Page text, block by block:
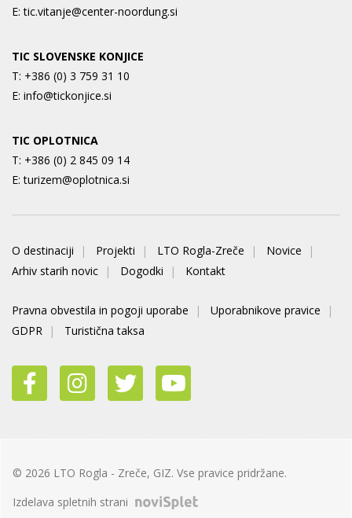
E:tic.vitanje@center-noordung.si
TIC SLOVENSKE KONJICE
T: +386 (0) 3 759 31 10
E: info@tickonjice.si
TIC OPLOTNICA
T: +386 (0) 2 845 09 14
E:turizem@oplotnica.si
O destinaciji Projekti LTO Rogla-Zreče
Novice
Arhiv starih novic
Dogodki Kontakt
Pravna obvestila in pogoji uporabe
Uporabnikove pravice
GDPR
Turistična taksa
© 2026 LTO Rogla - Zreče, GIZ. Vse pravice pridržane.
Izdelava spletnih strani